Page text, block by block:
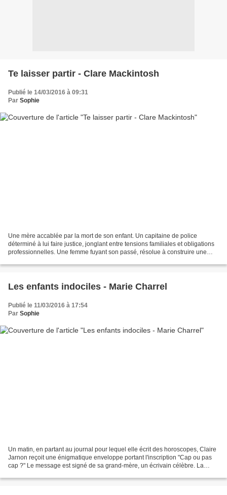
Te laisser partir - Clare Mackintosh
Publié le 14/03/2016 à 09:31
Par Sophie
Une mère accablée par la mort de son enfant. Un capitaine de police
déterminé à lui faire justice, jonglant entre tensions familiales et obligations
professionnelles. Une femme fuyant son passé, résolue à construire une
Les enfants indociles - Marie Charrel
Publié le 11/03/2016 à 17:54
Par Sophie
Un matin, en partant au journal pour lequel elle écrit des horoscopes, Claire
Jarnon reçoit une énigmatique enveloppe portant l'inscription "Cap ou pas
cap ?" Le message est signé de sa grand-mère, un écrivain célèbre. La